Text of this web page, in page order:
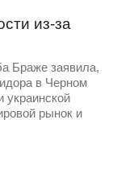
из-за
Браже заявила,
в Черном
украинской
рынок и